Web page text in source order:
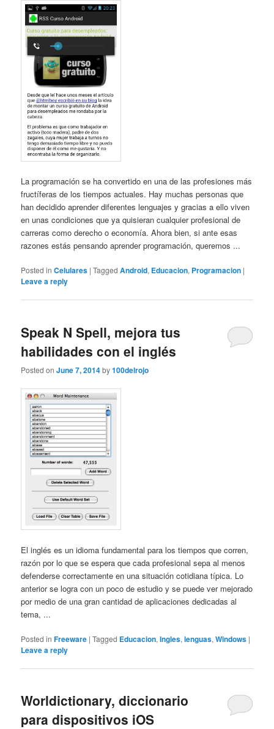
La programación se ha convertido en una de las profesiones más
fructíferas de los tiempos actuales. Hay muchas personas que
han decidido aprender diferentes lenguajes y gracias a ello viven
en unas condiciones que ya quisieran cualquier profesional de
carreras como derecho o economía. Ahora bien, si ante esas
razones estás pensando aprender programación, queremos ...
Posted in Celulares |Tagged Android, Educacion, Programacion |
Leave a reply
Speak N Spell, mejora tus
habilidades con el inglés
Posted onJune 7, 2014by100delrojo
El inglés es un idioma fundamental para los tiempos que corren,
razón por lo que se espera que cada profesional sepa al menos
defenderse correctamente en una situación cotidiana típica. Lo
anterior se logra con un poco de estudio y se puede ver mejorado
por medio de una gran cantidad de aplicaciones dedicadas al
tema, ...
Posted in Freeware |Tagged Educacion,Ingles,lenguas,Windows |
Leave a reply
Worldictionary, diccionario
para dispositivos iOS